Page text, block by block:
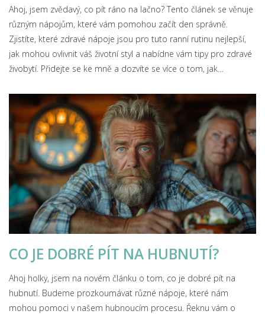
Ahoj, jsem zvědavý, co pít ráno na lačno? Tento článek se věnuje
různým nápojům, které vám pomohou začít den správně.
Zjistíte, které zdravé nápoje jsou pro tuto ranní rutinu nejlepší,
jak mohou ovlivnit váš životní styl a nabídne vám tipy pro zdravé
živobytí. Přidejte se ke mně a dozvíte se více o tom, jak
CO JE DOBRÉ PÍT NA HUBNUTÍ?
Ahoj holky, jsem na novém článku o tom, co je dobré pít na
hubnutí. Budeme prozkoumávat různé nápoje, které nám
mohou pomoci v našem hubnoucím procesu. Řeknu vám o